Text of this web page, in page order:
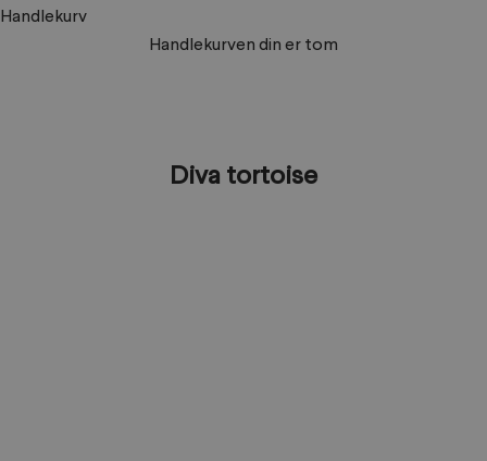
Handlekurv
Handlekurven din er tom
Diva tortoise